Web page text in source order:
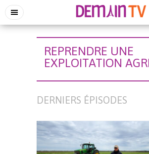
REPRENDRE UNE
EXPLOITATION
DERNIERS ÉPISODES